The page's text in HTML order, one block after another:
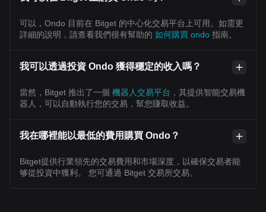
可以，Ondo 目前在 Bitget 的中心化交易平台上可用。如需更
詳細的說明，請查看我們很有幫助的 如何購買 ondo 指南。
我可以透過投資 Ondo 獲得穩定的收入嗎？
當然，Bitget 推出了一個 機器人交易平台 ，其提供智能交易機
器人，可以自動執行您的交易，幫您賺取收益。
我在哪裡能以最低的費用購買 Ondo？
Bitget提供行業領先的交易費用和市場深度，以確保交易者能
够從投資中獲利。 您可通過 Bitget 交易所交易。